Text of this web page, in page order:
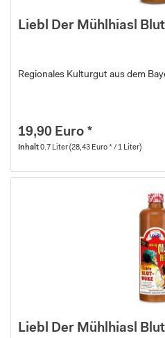
Liebl Der Mühlhiasl
Regionales Kulturgut aus dem
19,90 Euro *
Inhalt0.7 Liter(28,43 Euro * / 1 Liter)
Liebl Der Mühlhiasl